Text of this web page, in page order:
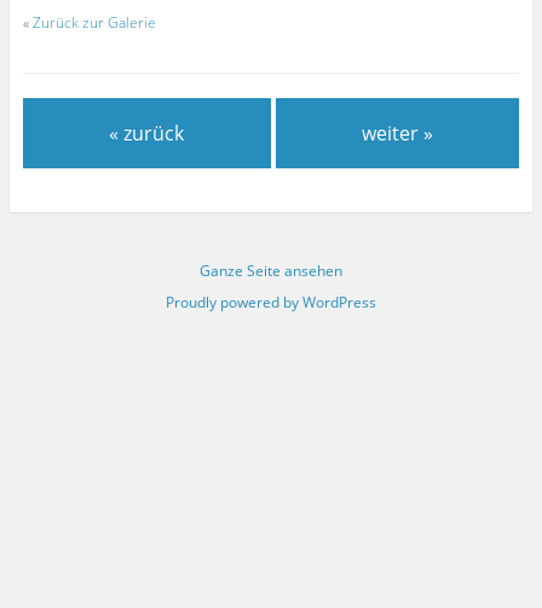
«Zurück zur Galerie
« zurück weiter »
Ganze Seite ansehen
Proudly powered by WordPress